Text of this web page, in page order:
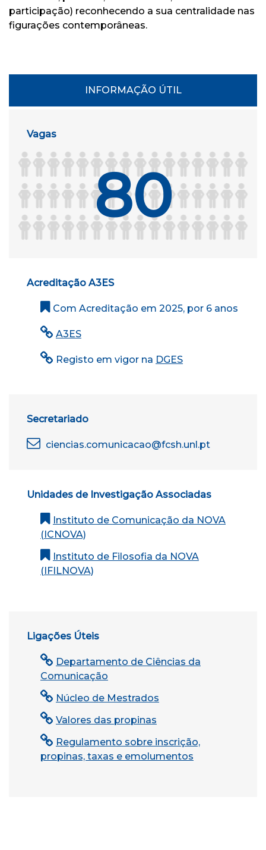
participação) reconhecendo a sua centralidade nas
figurações contemporâneas.
INFORMAÇÃO ÚTIL
Vagas
80
Acreditação A3ES
Com Acreditação em 2025, por 6 anos
A3ES
Registo em vigor na DGES
Secretariado
ciencias.comunicacao@fcsh.unl.pt
Unidades de Investigação Associadas
Instituto de Comunicação da NOVA
(ICNOVA)
Instituto de Filosofia da NOVA
(IFILNOVA)
Ligações Úteis
Departamento de Ciências da
Comunicação
Núcleo de Mestrados
Valores das propinas
Regulamento sobre inscrição,
propinas, taxas e emolumentos